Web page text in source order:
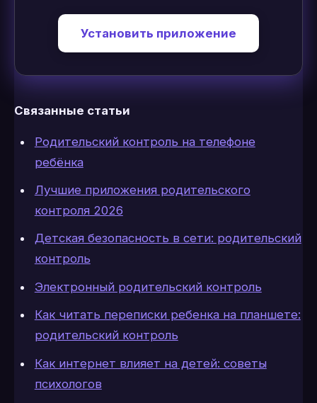
Установить приложение
Связанные статьи
Родительский контроль на телефоне
ребёнка
Лучшие приложения родительского
контроля 2026
Детская безопасность в сети: родительский
контроль
Электронный родительский контроль
Как читать переписки ребенка на планшете:
родительский контроль
Как интернет влияет на детей: советы
психологов